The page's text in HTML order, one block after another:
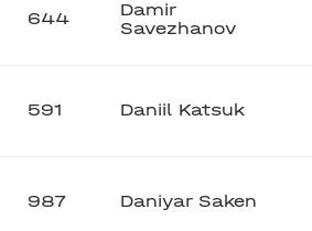
644
Damir
Savezhanov
591 Daniil Katsuk
987 Daniyar Saken